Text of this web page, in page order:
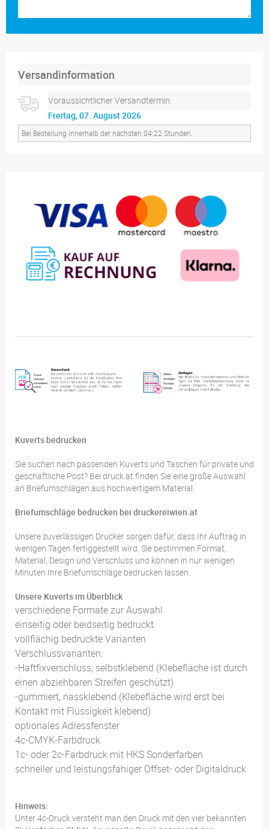
Versandinformation
Voraussichtlicher Versandtermin:
Freitag, 07. August 2026
Bei Bestellung innerhalb der nächsten 04:22 Stunden.
Kuverts bedrucken
Sie suchen nach passenden Kuverts und Taschen für private und
geschäftliche Post? Bei druck.at finden Sie eine große Auswahl
an Briefumschlägen aus hochwertigem Material.
Briefumschläge bedrucken bei druckereiwien.at
Unsere zuverlässigen Drucker sorgen dafür, dass Ihr Auftrag in
wenigen Tagen fertiggestellt wird. Sie bestimmen Format,
Material, Design und Verschluss und können in nur wenigen
Minuten Ihre Briefumschläge bedrucken lassen.
Unsere Kuverts im Überblick
verschiedene Formate zur Auswahl
einseitig oder beidseitig bedruckt
vollflächig bedruckte Varianten
Verschlussvarianten:
-Haftfixverschluss, selbstklebend (Klebefläche ist durch
einen abziehbaren Streifen geschützt)
-gummiert, nassklebend (Klebefläche wird erst bei
Kontakt mit Flüssigkeit klebend)
optionales Adressfenster
4c-CMYK-Farbdruck
1c- oder 2c-Farbdruck mit HKS Sonderfarben
schneller und leistungsfähiger Offset- oder Digitaldruck
Hinweis:
Unter 4c-Druck versteht man den Druck mit den vier bekannten